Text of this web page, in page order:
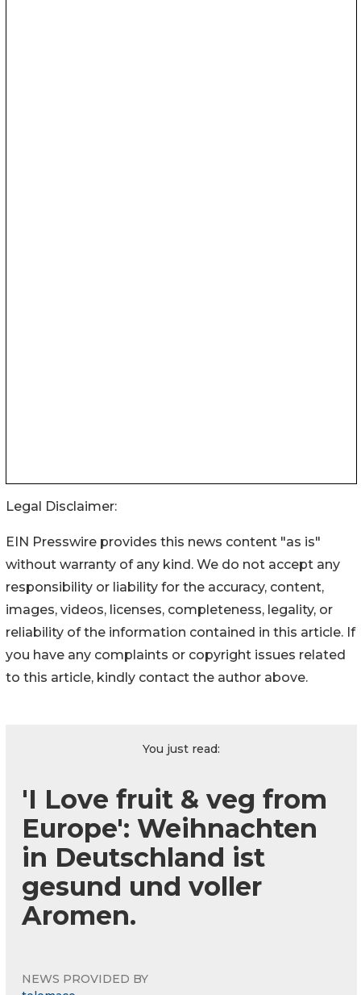
Legal Disclaimer:
EIN Presswire provides this news content "as is"
without warranty of any kind. We do not accept any
responsibility or liability for the accuracy, content,
images, videos, licenses, completeness, legality, or
reliability of the information contained in this article. If
you have any complaints or copyright issues related
to this article, kindly contact the author above.
You just read:
'I Love fruit & veg from
Europe': Weihnachten
in Deutschland ist
gesund und voller
Aromen.
NEWS PROVIDED BY